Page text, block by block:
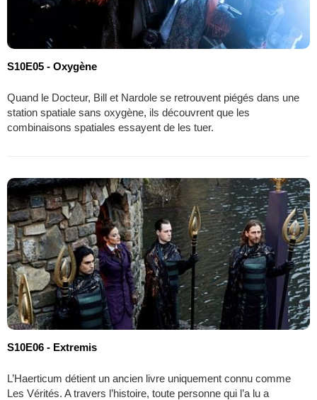
S10E05 - Oxygène
Quand le Docteur, Bill et Nardole se retrouvent piégés dans une
station spatiale sans oxygène, ils découvrent que les
combinaisons spatiales essayent de les tuer.
S10E06 - Extremis
L’Haerticum détient un ancien livre uniquement connu comme
Les Vérités. A travers l’histoire, toute personne qui l’a lu a